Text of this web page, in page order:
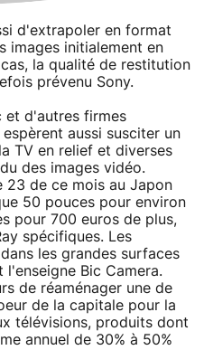
d'extrapoler en format
images initialement en
la qualité de restitution
prévenu Sony.
et d'autres firmes
aussi susciter un
TV en relief et diverses
des images vidéo.
23 de ce mois au Japon
50 pouces pour environ
pour 700 euros de plus,
spécifiques. Les
les grandes surfaces
Bic Camera.
de réaménager une de
de la capitale pour la
télévisions, produits dont
annuel de 30% à 50%